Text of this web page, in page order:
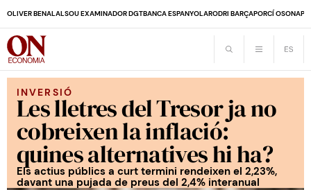
OLIVER BENALALSOU EXAMINADOR DGTBANCA ESPANYOLARODRI BARÇAPORCÍ OSONA
INVERSIÓ
Les lletres del Tresor ja no
cobreixen la inflació:
quines alternatives hi ha?
Els actius públics a curt termini rendeixen el 2,23%,
davant una pujada de preus del 2,4% interanual